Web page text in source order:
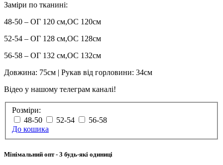
Заміри по тканині:
48-50 – ОГ 120 см,ОС 120см
52-54 – ОГ 128 см,ОС 128см
56-58 – ОГ 132 см,ОС 132см
Довжина: 75см | Рукав від горловини: 34см
Відео у нашому телеграм каналі!
Розміри:
48-50
52-54
56-58
До кошика
Мінімальний опт- 3 будь-які одиниці